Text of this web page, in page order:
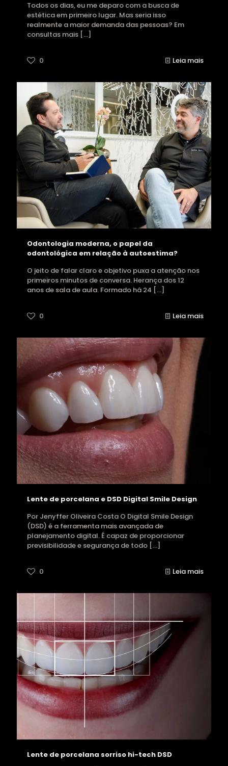
Todos os dias, eu me deparo com a busca de
estética em primeiro lugar. Mas seria isso
realmente a maior demanda das pessoas? Em
consultas mais […]
0 Leia mais
Odontologia moderna, o papel da
odontológica em relação à autoestima?
O jeito de falar claro e objetivo puxa a atenção nos
primeiros minutos de conversa. Herança dos 12
anos de sala de aula. Formado há 24 […]
0 Leia mais
Lente de porcelana e DSD Digital Smile Design
Por Jenyffer Oliveira Costa O Digital Smile Design
(DSD) é a ferramenta mais avançada de
planejamento digital. É capaz de proporcionar
previsibilidade e segurança de todo […]
0 Leia mais
Lente de porcelana sorriso hi-tech DSD